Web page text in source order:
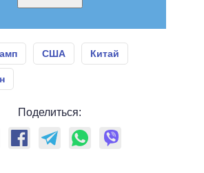
США Китай
Поделиться: